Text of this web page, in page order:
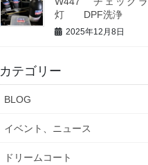
灯 DPF洗浄
2025年12月8日
カテゴリー
BLOG
イベント、ニュース
ドリームコート